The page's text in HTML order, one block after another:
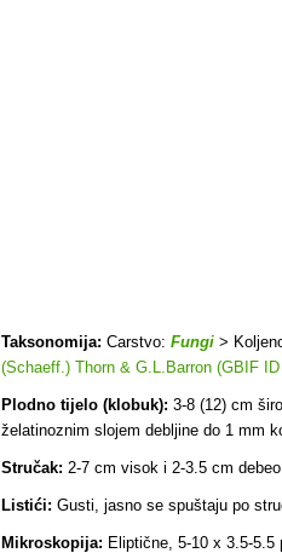
Taksonomija: Carstvo: Fungi >
(Schaeff.) Thorn & G.L.Barron (GBIF ID
Plodno tijelo (klobuk): 3-8 (12) cm
želatinoznim slojem debljine do 1 mm
Stručak: 2-7 cm visok i 2-3.5 cm
Listići: Gusti, jasno se spuštaju po
Mikroskopija: Eliptične, 5-10 x 3.5-5.5